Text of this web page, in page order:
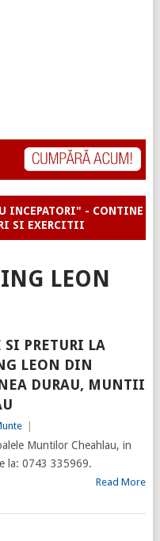
INCEPATORI" - CONTINE
SI EXERCITII
LEON
SI PRETURI LA
LEON DIN
DURAU, MUNTII
Muntilor Cheahlau, in
la: 0743 335969.
Read More